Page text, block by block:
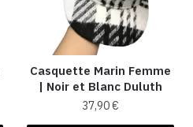
Casquette Marin Femme
| Noir et Blanc Duluth
37,90€